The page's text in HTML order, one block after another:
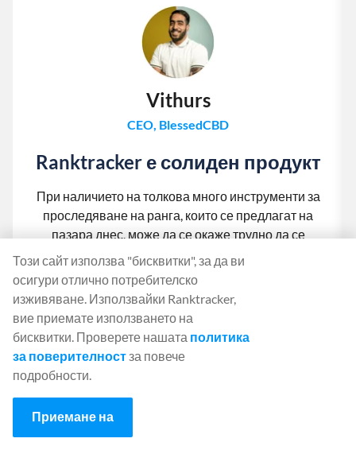
Vithurs
CEO, BlessedCBD
Ranktracker е солиден продукт
При наличието на толкова много инструменти за
проследяване на ранга, които се предлагат на
пазара днес, може да се окаже трудно да се
намери "подходящият". След като си поиграх с
Ranktracker и обсъдих различните му функции с
Феликс, ми стана ясно, че имат солиден продукт. За
всички, които все още се съмняват, те предлагат 7-
дневен безплатен пробен период, който ви
позволява да проучите инструмента, преди да
Този сайт използва "бисквитки", за да ви
осигури отлично потребителско
изживяване. Използвайки Ranktracker,
вие приемате използването на
бисквитки. Проверете нашата политика
за поверителностза повече
подробности.
Приемане на